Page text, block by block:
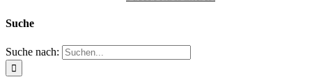
Suche
Suche nach: